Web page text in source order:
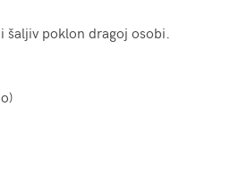
šaljiv poklon dragoj osobi.